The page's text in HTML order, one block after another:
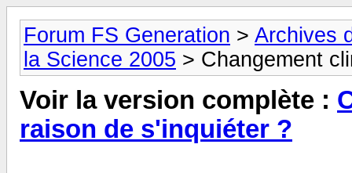
Forum FS Generation > Archives
la Science 2005 > Changement
Voir la version complète :
raison de s'inquiéter ?